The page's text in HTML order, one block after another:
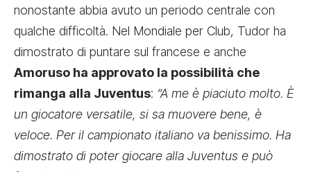
nonostante abbia avuto un periodo centrale con
qualche difficoltà. Nel Mondiale per Club, Tudor ha
dimostrato di puntare sul francese e anche
Amoruso ha approvato la possibilità che
rimanga alla Juventus: “A me è piaciuto molto. È
un giocatore versatile, si sa muovere bene, è
veloce. Per il campionato italiano va benissimo. Ha
dimostrato di poter giocare alla Juventus e può